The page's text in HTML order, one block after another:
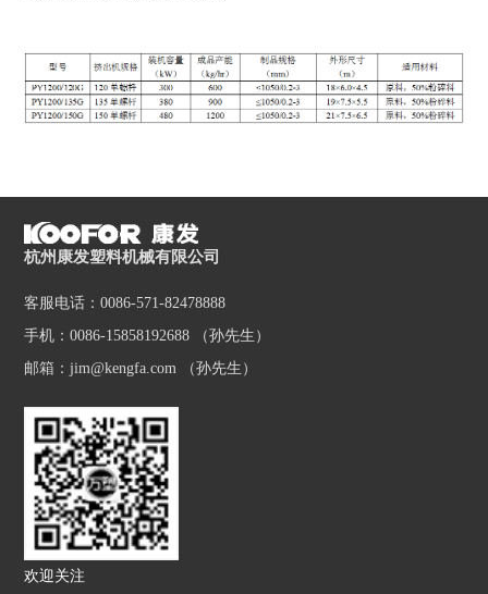
杭州康发塑料机械有限公司
客服电话：0086-571-82478888
手机：0086-15858192688 （孙先生）
邮箱：jim@kengfa.com （孙先生）
欢迎关注